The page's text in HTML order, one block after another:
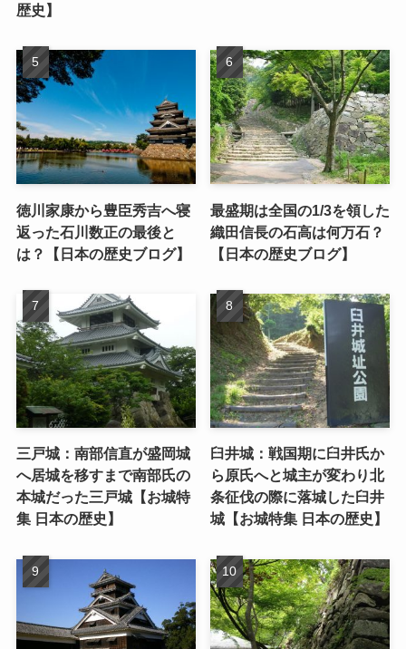
歴史】
徳川家康から豊臣秀吉へ寝
返った石川数正の最後と
は？【日本の歴史ブログ】
最盛期は全国の1/3を領した
織田信長の石高は何万石？
【日本の歴史ブログ】
三戸城：南部信直が盛岡城
へ居城を移すまで南部氏の
本城だった三戸城【お城特
集 日本の歴史】
臼井城：戦国期に臼井氏か
ら原氏へと城主が変わり北
条征伐の際に落城した臼井
城【お城特集 日本の歴史】